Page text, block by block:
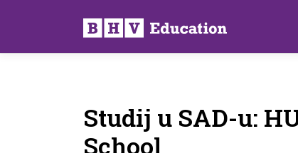
Studij u SAD-u:
School